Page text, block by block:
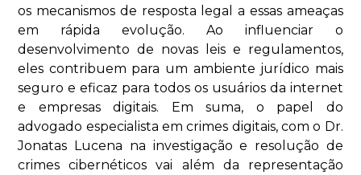
os mecanismos de resposta legal a essas ameaças
em rápida evolução. Ao influenciar o
desenvolvimento de novas leis e regulamentos,
eles contribuem para um ambiente jurídico mais
seguro e eficaz para todos os usuários da internet
e empresas digitais. Em suma, o papel do
advogado especialista em crimes digitais, com o Dr.
Jonatas Lucena na investigação e resolução de
crimes cibernéticos vai além da representação